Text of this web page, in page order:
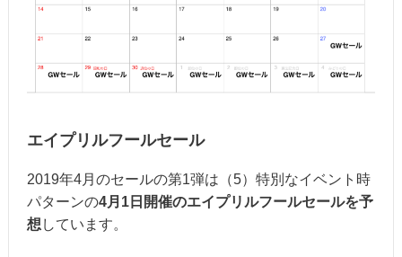
エイプリルフールセール
2019年4月のセールの第1弾は（5）特別なイベント時
パターンの4月1日開催のエイプリルフールセールを予
想 しています。